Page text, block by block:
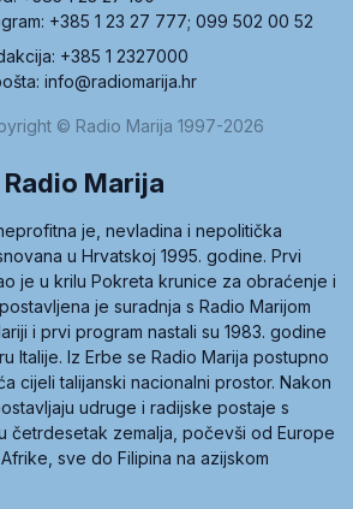
+385 1 23 27 777; 099 502 00 52
+385 1 2327000
info@radiomarija.hr
© Radio Marija 1997-2026
Radio Marija
je, nevladina i nepolitička
u Hrvatskoj 1995. godine. Prvi
je u krilu Pokreta krunice za obraćenje i
je suradnja s Radio Marijom
i prvi program nastali su 1983. godine
Italije. Iz Erbe se Radio Marija postupno
cijeli talijanski nacionalni prostor. Nakon
udruge i radijske postaje s
četrdesetak zemalja, počevši od Europe
sve do Filipina na azijskom